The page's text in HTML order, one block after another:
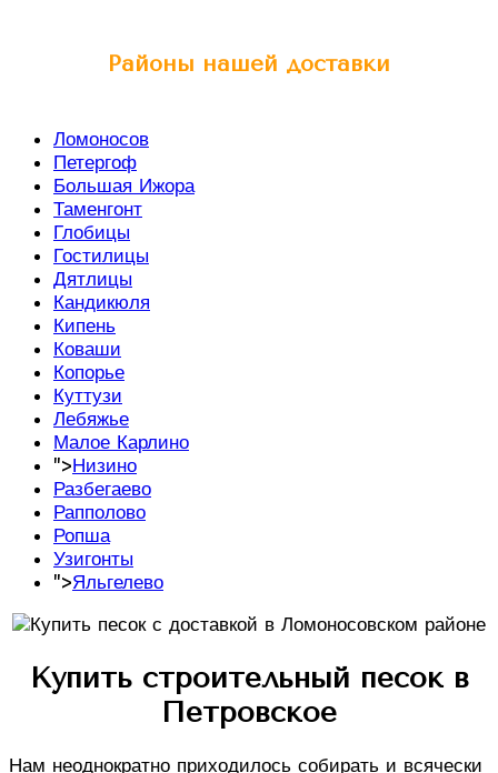
Районы нашей доставки
Ломоносов
Петергоф
Большая Ижора
Таменгонт
Глобицы
Гостилицы
Дятлицы
Кандикюля
Кипень
Коваши
Копорье
Куттузи
Лебяжье
Малое Карлино
">Низино
Разбегаево
Рапполово
Ропша
Узигонты
">Яльгелево
Купить строительный песок в
Петровское
Нам неоднократно приходилось собирать и всячески